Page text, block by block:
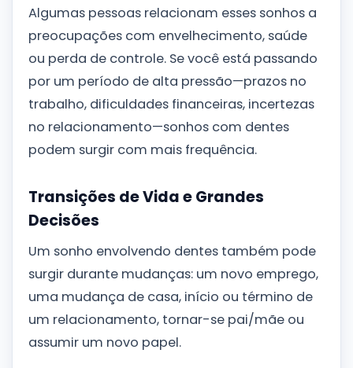
Algumas pessoas relacionam esses sonhos a
preocupações com envelhecimento, saúde
ou perda de controle. Se você está passando
por um período de alta pressão—prazos no
trabalho, dificuldades financeiras, incertezas
no relacionamento—sonhos com dentes
podem surgir com mais frequência.
Transições de Vida e Grandes
Decisões
Um sonho envolvendo dentes também pode
surgir durante mudanças: um novo emprego,
uma mudança de casa, início ou término de
um relacionamento, tornar-se pai/mãe ou
assumir um novo papel.